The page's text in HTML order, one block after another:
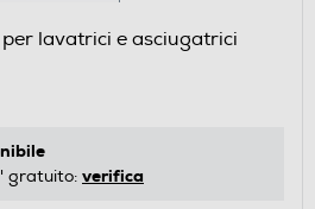
lavatrici e asciugatrici
gratuito: verifica